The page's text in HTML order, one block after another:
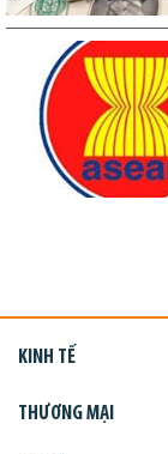
KINH TẾ
THƯƠNG MẠI